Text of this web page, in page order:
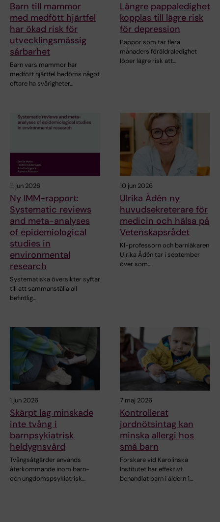
Barn till mammor
med medfött hjärtfel
har ökad risk för
utvecklingsmässig
sårbarhet
Barn vars mammor har
medfött hjärtfel bedöms något
oftare ha svårigheter…
Längre pappaledighet
kopplas till lägre risk
för depression
Pappor som tar flera
månaders föräldraledighet
löper lägre risk att…
11 jun 2026
Ny IMM-rapport:
Systematic reviews
and meta-analyses
of epidemiological
studies in
environmental
research
Systematiska översikter syftar
till att sammanställa all
befintlig…
10 jun 2026
Ulrika Ådén ny
huvudsekreterare för
medicin och hälsa på
Vetenskapsrådet
KI-professorn och barnläkaren
Ulrika Ådén tar i september
över som…
1 jun 2026
Skärpt lag minskade
inte tvång i
barnpsykiatrisk
heldygnsvård
Tvångsåtgärder används
återkommande inom barn-
och ungdomspsykiatrisk…
7 maj 2026
Kontrollerat
jordnötsintag kan
minska allergi hos
små barn
Forskare vid Karolinska
Institutet har effektivt
behandlat barn i åldern 1…